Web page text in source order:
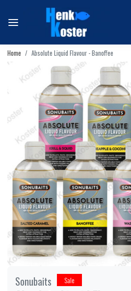
Home Absolute Liquid Flavour - Banoffee
Sonubaits Sale